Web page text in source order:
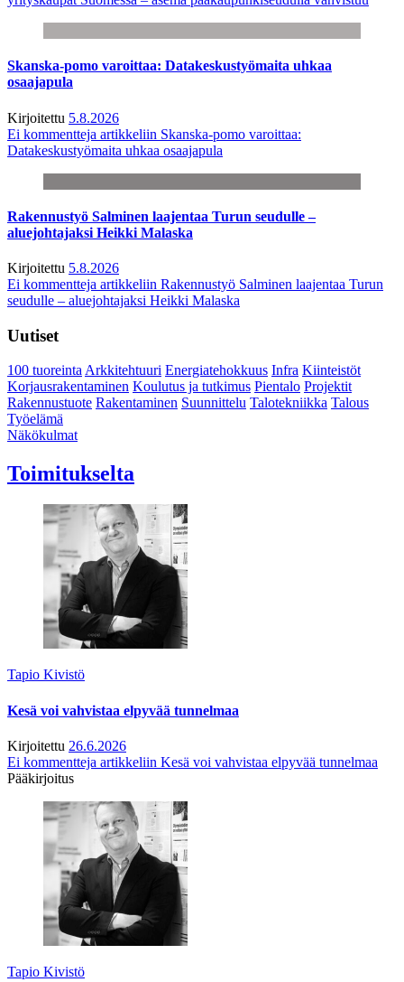
Skanska-pomo varoittaa: Datakeskustyömaita uhkaa
osaajapula
Kirjoitettu 5.8.2026
Ei kommentteja artikkeliin Skanska-pomo varoittaa:
Datakeskustyömaita uhkaa osaajapula
Rakennustyö Salminen laajentaa Turun seudulle –
aluejohtajaksi Heikki Malaska
Kirjoitettu 5.8.2026
Ei kommentteja artikkeliin Rakennustyö Salminen laajentaa Turun
seudulle – aluejohtajaksi Heikki Malaska
Uutiset
100 tuoreintaArkkitehtuuri Energiatehokkuus Infra Kiinteistöt
Korjausrakentaminen Koulutus ja tutkimus Pientalo Projektit
Rakennustuote Rakentaminen Suunnittelu Talotekniikka Talous
Työelämä
Näkökulmat
Toimitukselta
Tapio Kivistö
Kesä voi vahvistaa elpyvää tunnelmaa
Kirjoitettu 26.6.2026
Ei kommentteja artikkeliin Kesä voi vahvistaa elpyvää tunnelmaa
Pääkirjoitus
Tapio Kivistö